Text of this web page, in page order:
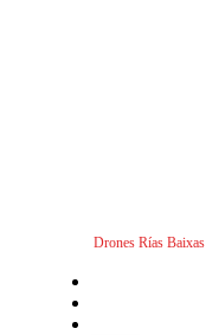
Drones Rías Baixas